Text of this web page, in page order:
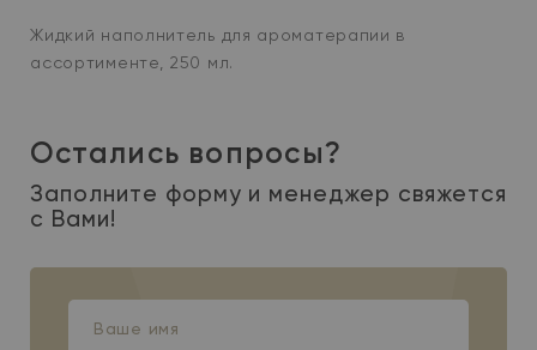
Жидкий наполнитель для ароматерапии в
ассортименте, 250 мл.
Остались вопросы?
Заполните форму и менеджер свяжется
с Вами!
имя